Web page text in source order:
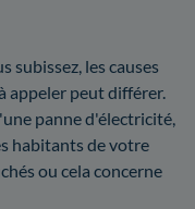
subissez, les causes
appeler peut différer.
panne d'électricité,
habitants de votre
ou cela concerne